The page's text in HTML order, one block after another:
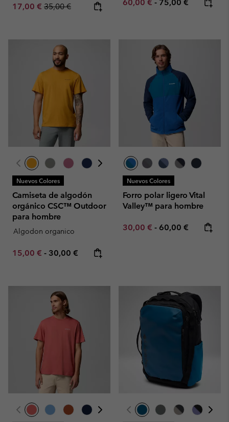
Sale price:
17,00 € Regular price:
35,00 € 60,00 € - 75,00 €
Nuevos Colores
Camiseta de algodón
orgánico CSC™ Outdoor
para hombre
Algodon organico
Minimum sale price:
15,00 € - Maximum price:
30,00 €
Nuevos Colores
Forro polar ligero Vital
Valley™ para hombre
Minimum sale price:
30,00 € - Maximum price:
60,00 €